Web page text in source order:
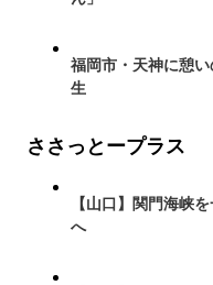
福岡市・天神に憩
生
ささっとープラス
【山口】関門海峡
へ